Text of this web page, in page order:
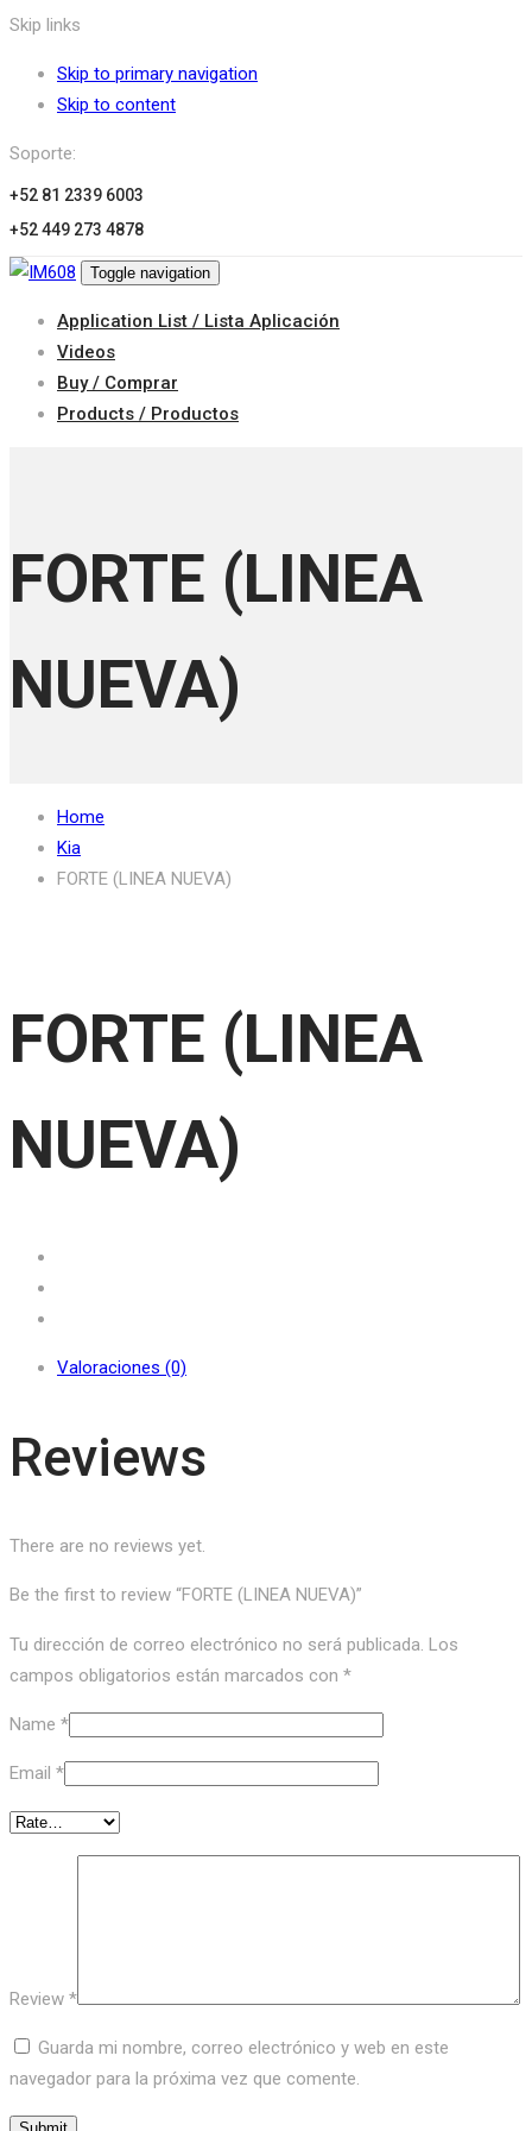
Skip links
Skip to primary navigation
Skip to content
Soporte:
+52 81 2339 6003
+52 449 273 4878
Toggle navigation
Application List / Lista Aplicación
Videos
Buy / Comprar
Products / Productos
FORTE (LINEA
NUEVA)
Home
Kia
FORTE (LINEA NUEVA)
FORTE (LINEA
NUEVA)
Valoraciones (0)
Reviews
There are no reviews yet.
Be the first to review “FORTE (LINEA NUEVA)”
Tu dirección de correo electrónico no será publicada. Los
campos obligatorios están marcados con *
Name *
Email *
Review *
Guarda mi nombre, correo electrónico y web en este
navegador para la próxima vez que comente.